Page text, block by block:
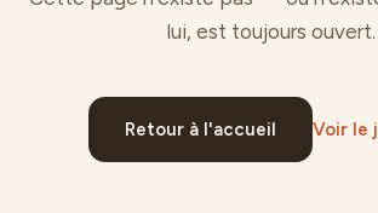
lui, est toujours ouvert.
Retour à l'accueil Voir le